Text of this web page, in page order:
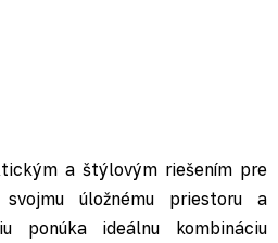
a štýlovým riešením pre
úložnému priestoru a
ponúka ideálnu kombináciu